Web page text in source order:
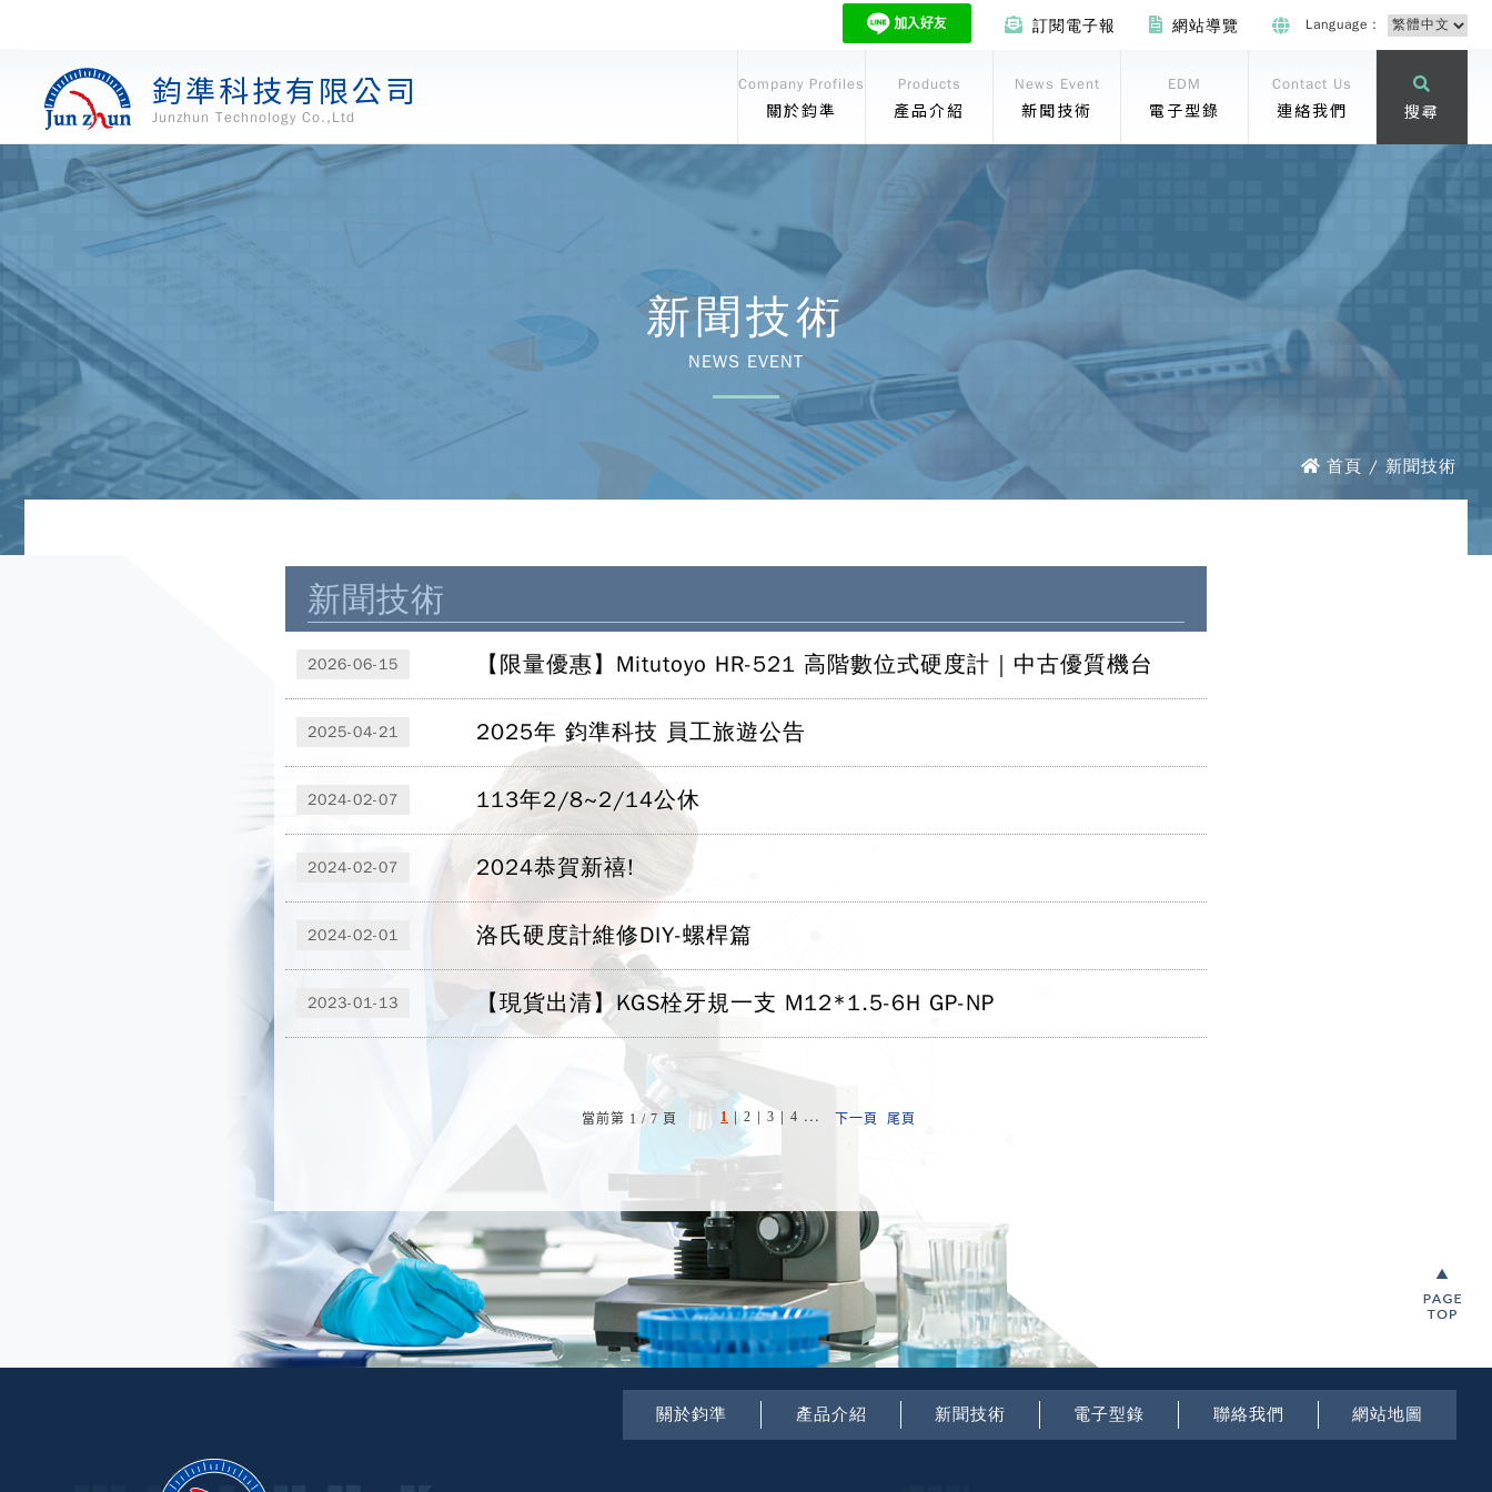
訂閱電子報 網站導覽 Language：
鈞準科技有限公司
Junzhun Technology Co.,Ltd
Company Profiles
關於鈞準
Products
產品介紹
News Event
新聞技術
EDM
電子型錄
Contact Us
連絡我們 搜尋
新聞技術
NEWS EVENT
首頁 / 新聞技術
新聞技術
2026-06-15 【限量優惠】Mitutoyo HR-521 高階數位式硬度計｜中古優質機台
2025-04-21 2025年 鈞準科技 員工旅遊公告
2024-02-07 113年2/8~2/14公休
2024-02-07 2024恭賀新禧!
2024-02-01 洛氏硬度計維修DIY-螺桿篇
2023-01-13 【現貨出清】KGS栓牙規一支 M12*1.5-6H GP-NP
當前第 1 / 7 頁 1 |2 | 3 | 4 ... 下一頁 尾頁
關於鈞準 產品介紹 新聞技術 電子型錄 聯絡我們 網站地圖